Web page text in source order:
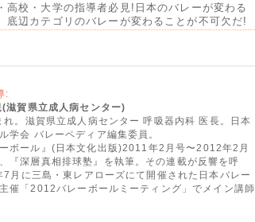
校・大学の指導者必見!日本のバレーが変わる
底辺カテゴリのバレーが変わることが不可欠だ!
:
賀県立成人病センター)
。滋賀県立成人病センター 呼吸器内科 医長。日本
学会 バレーペディア編集委員。
ーボール』(日本文化出版)2011年2月号〜2012年2月
『深層真相排球塾』を執筆。その連載が反響を呼
月に三島・東レアローズにて開催された日本バレー
催「2012バレーボールミーティング」でメイン講師